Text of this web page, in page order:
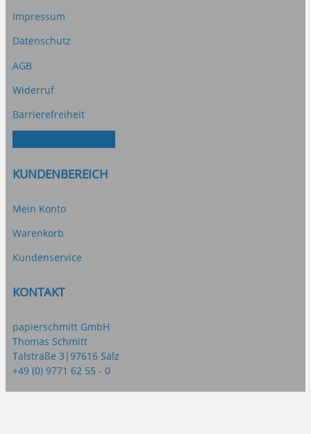
Impressum
Datenschutz
AGB
Widerruf
Barrierefreiheit
KUNDENBEREICH
Mein Konto
Warenkorb
Kundenservice
KONTAKT
papierschmitt GmbH
Thomas Schmitt
Talstraße 3|97616 Salz
+49 (0) 9771 62 55 - 0